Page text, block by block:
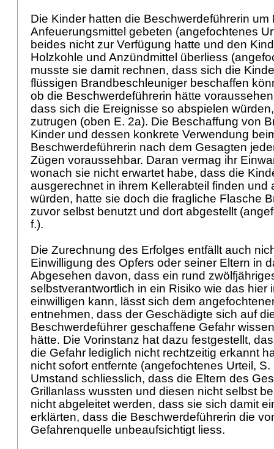
Die Kinder hatten die Beschwerdeführerin um
Anfeuerungsmittel gebeten (angefochtenes
beides nicht zur Verfügung hatte und den
Holzkohle und Anzündmittel überliess
musste sie damit rechnen, dass sich die
flüssigen Brandbeschleuniger beschaffen
ob die Beschwerdeführerin hätte
dass sich die Ereignisse so abspielen
zutrugen (oben E. 2a). Die Beschaffung von
Kinder und dessen konkrete Verwendung
Beschwerdeführerin nach dem Gesagten
Zügen voraussehbar. Daran vermag ihr
wonach sie nicht erwartet habe, dass die
ausgerechnet in ihrem Kellerabteil finden und
würden, hatte sie doch die fragliche Flasche
zuvor selbst benutzt und dort abgestellt
f.).
Die Zurechnung des Erfolges entfällt auch
Einwilligung des Opfers oder seiner Eltern in
Abgesehen davon, dass ein rund
selbstverantwortlich in ein Risiko wie das hier
einwilligen kann, lässt sich dem
entnehmen, dass der Geschädigte sich auf
Beschwerdeführer geschaffene Gefahr
hätte. Die Vorinstanz hat dazu festgestellt,
die Gefahr lediglich nicht rechtzeitig erkannt
nicht sofort entfernte (angefochtenes Urteil, S.
Umstand schliesslich, dass die Eltern des
Grillanlass wussten und diesen nicht selbst
nicht abgeleitet werden, dass sie sich damit
erklärten, dass die Beschwerdeführerin die
Gefahrenquelle unbeaufsichtigt liess.